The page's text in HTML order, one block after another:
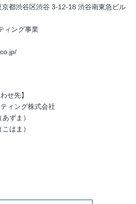
都渋谷区渋谷 3-12-18 渋谷南東急ビル
ィング事業
せ先】
ィング株式会社
ずま）
はま）